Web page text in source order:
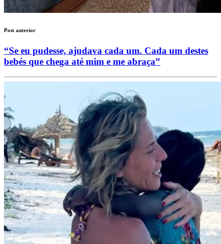
Post anterior
“Se eu pudesse, ajudava cada um. Cada um destes
bebés que chega até mim e me abraça”